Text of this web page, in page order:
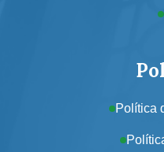
Política